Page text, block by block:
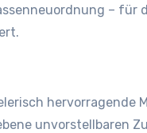
– für
hervorragende
unvorstellbaren